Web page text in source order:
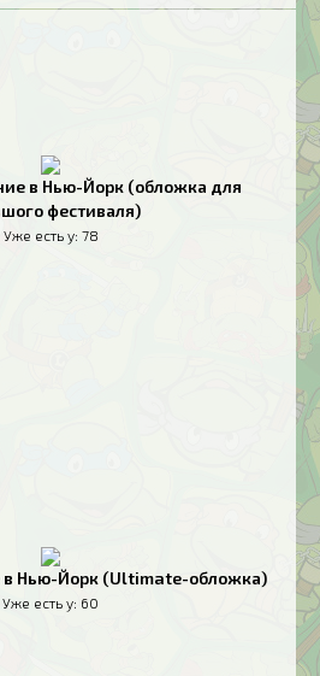
в Нью-Йорк (обложка для
фестиваля)
Уже есть у: 78
в Нью-Йорк (Ultimate-обложка)
Уже есть у: 60